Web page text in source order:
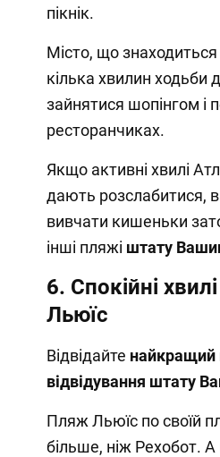
пікнік.
Місто, що
кілька хвилин ходьби
зайнятися шопінгом і
ресторанчиках.
Якщо активні хвилі
дають розслабитися,
вивчати кишеньки
інші пляжі штату
6. Спокійні
Льюїс
Відвідайте найкращий
відвідування штату
Пляж Льюїс по своїй
більше, ніж Рехобот. А